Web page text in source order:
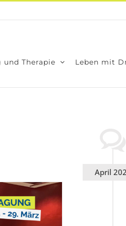
und The­ra­pie Leben mit
April